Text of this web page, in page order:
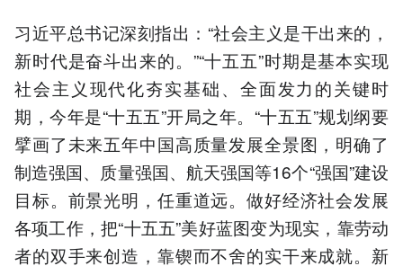
习近平总书记深刻指出：“社会主义是干出来的，
新时代是奋斗出来的。”“十五五”时期是基本实现
社会主义现代化夯实基础、全面发力的关键时
期，今年是“十五五”开局之年。“十五五”规划纲要
擘画了未来五年中国高质量发展全景图，明确了
制造强国、质量强国、航天强国等16个“强国”建设
目标。前景光明，任重道远。做好经济社会发展
各项工作，把“十五五”美好蓝图变为现实，靠劳动
者的双手来创造，靠锲而不舍的实干来成就。新